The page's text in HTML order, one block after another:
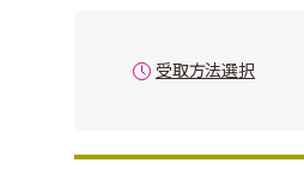
受取方法選択